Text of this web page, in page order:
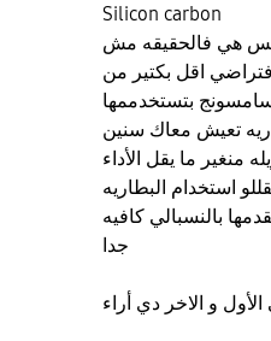
Silicon carbon
هي فالحقيقه مش
اقل بكتير من
بتستخدممها
تعيش معاك سنين
منغير ما يقل الأداء
استخدام البطاريه
بالنسبالي كافيه
جدا